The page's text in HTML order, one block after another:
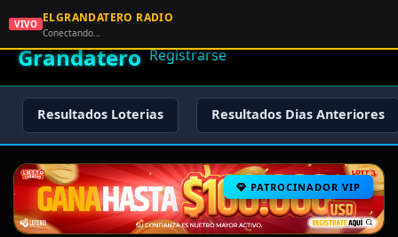
🌟 El
Grandatero Registrarse
Resultados Loterias Resultados Dias Anteriores
PATROCINADOR VIP
VIVO ELGRANDATERO RADIO
Conectando…